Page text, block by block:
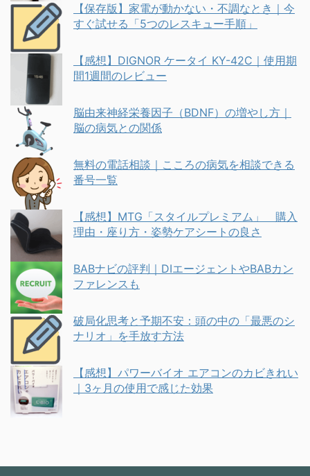
【保存版】家電が動かない・不調なとき｜今
すぐ試せる「5つのレスキュー手順」
【感想】DIGNOR ケータイ KY-42C｜使用期
間1週間のレビュー
脳由来神経栄養因子（BDNF）の増やし方｜
脳の病気との関係
無料の電話相談｜こころの病気を相談できる
番号一覧
【感想】MTG「スタイルプレミアム」 購入
理由・座り方・姿勢ケアシートの良さ
BABナビの評判｜DIエージェントやBABカン
ファレンスも
破局化思考と予期不安：頭の中の「最悪のシ
ナリオ」を手放す方法
【感想】パワーバイオ エアコンのカビきれい
｜3ヶ月の使用で感じた効果